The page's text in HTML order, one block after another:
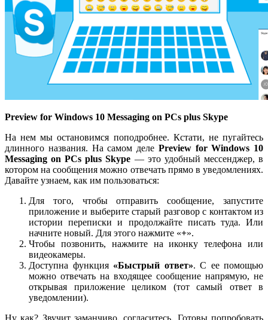
Preview for Windows 10 Messaging on PCs plus Skype
На нем мы остановимся поподробнее. Кстати, не пугайтесь
длинного названия. На самом деле Preview for Windows 10
Messaging on PCs plus Skype — это удобный мессенджер, в
котором на сообщения можно отвечать прямо в уведомлениях.
Давайте узнаем, как им пользоваться:
Для того, чтобы отправить сообщение, запустите
приложение и выберите старый разговор с контактом из
истории переписки и продолжайте писать туда. Или
начните новый. Для этого нажмите «+».
Чтобы позвонить, нажмите на иконку телефона или
видеокамеры.
Доступна функция «Быстрый ответ». С ее помощью
можно отвечать на входящее сообщение напрямую, не
открывая приложение целиком (тот самый ответ в
уведомлении).
Ну как? Звучит заманчиво, согласитесь. Готовы попробовать